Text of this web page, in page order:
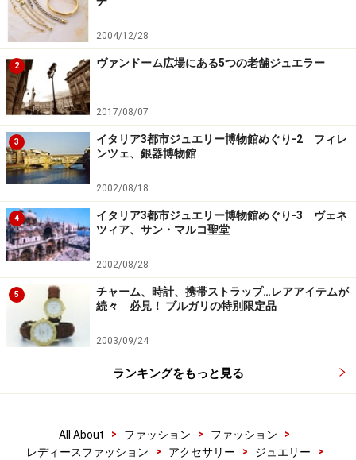
2004/12/28
2 ヴァンドーム広場にある5つの老舗ジュエラー
2017/08/07
3
イタリア3都市ジュエリー博物館めぐり-2 フィレ
ンツェ、銀器博物館
2002/08/18
4
イタリア3都市ジュエリー博物館めぐり-3 ヴェネ
ツィア、サン・マルコ聖堂
2002/08/28
5
チャーム、時計、携帯ストラップ…レアアイテムが
続々 必見！ ブルガリの特別限定品
2003/09/24
ランキングをもっと見る
All About > ファッション > ファッション
>
レディースファッション
> アクセサリー > ジュエリー
>